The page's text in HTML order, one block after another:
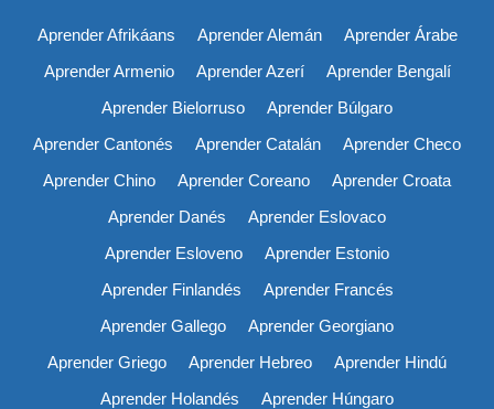
Aprender Afrikáans Aprender Alemán
Aprender Árabe
Aprender Armenio
Aprender Azerí
Aprender Bengalí
Aprender Bielorruso
Aprender Búlgaro
Aprender Cantonés
Aprender Catalán
Aprender Checo
Aprender Chino
Aprender Coreano
Aprender Croata
Aprender Danés
Aprender Eslovaco
Aprender Esloveno
Aprender Estonio
Aprender Finlandés
Aprender Francés
Aprender Gallego
Aprender Georgiano
Aprender Griego
Aprender Hebreo
Aprender Hindú
Aprender Holandés
Aprender Húngaro